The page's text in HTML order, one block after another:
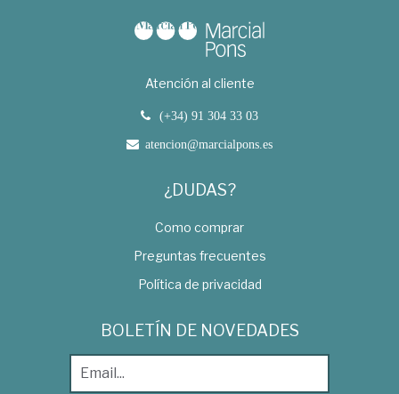
Atención al cliente
(+34) 91 304 33 03
atencion@marcialpons.es
¿DUDAS?
Como comprar
Preguntas frecuentes
Política de privacidad
BOLETÍN DE NOVEDADES